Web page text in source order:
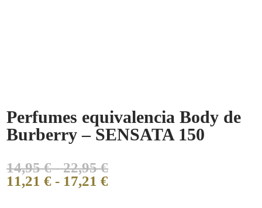
Perfumes equivalencia Body de
Burberry – SENSATA 150
14,95€ - 22,95€
11,21€ - 17,21€